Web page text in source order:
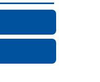
を確保するため、医薬
も連携のうえ、一般名
せず記載すること）を
取り組んでいます。
、職員一同で院内感染